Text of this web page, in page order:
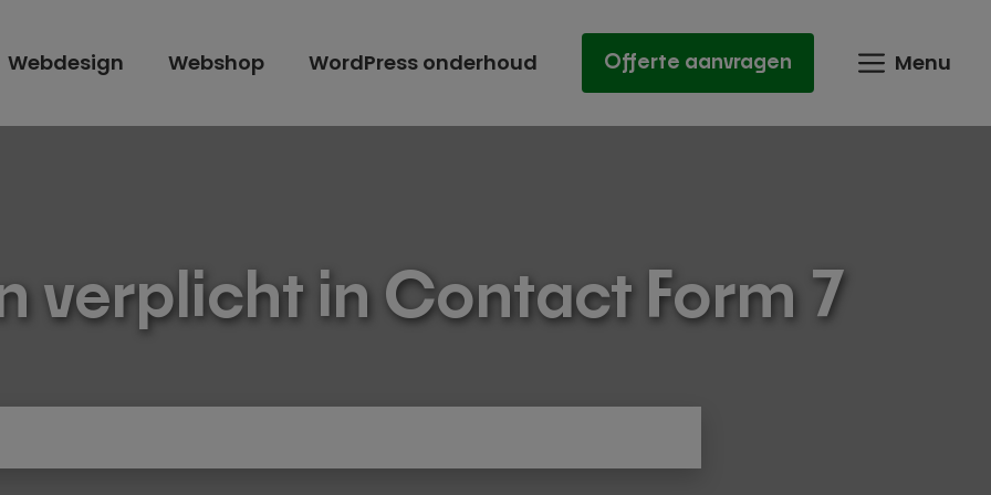
Webdesign Webshop WordPress onderhoud Offerte aanvragen Menu
verplicht in Contact Form 7